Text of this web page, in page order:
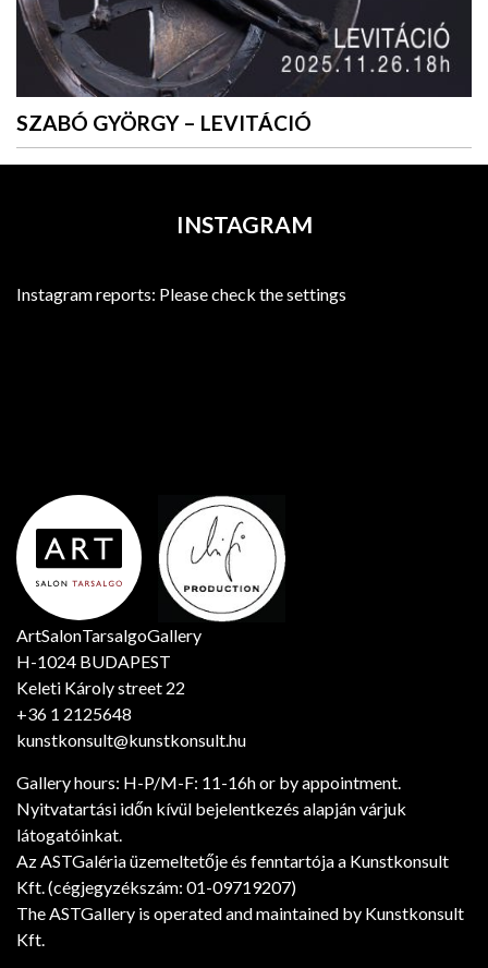
SZABÓ GYÖRGY – LEVITÁCIÓ
INSTAGRAM
Instagram reports: Please check the settings
ArtSalonTarsalgoGallery
H-1024 BUDAPEST
Keleti Károly street 22
+36 1 2125648
kunstkonsult@kunstkonsult.hu
Gallery hours: H-P/M-F: 11-16h or by appointment.
Nyitvatartási időn kívül bejelentkezés alapján várjuk
látogatóinkat.
Az ASTGaléria üzemeltetője és fenntartója a Kunstkonsult
Kft. (cégjegyzékszám: 01-09719207)
The ASTGallery is operated and maintained by Kunstkonsult
Kft.